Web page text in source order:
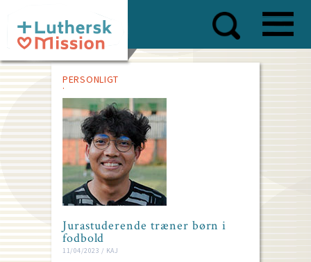
main
content
PERSONLIGT
Jurastuderende træner børn i
fodbold
11/04/2023 / KAJ